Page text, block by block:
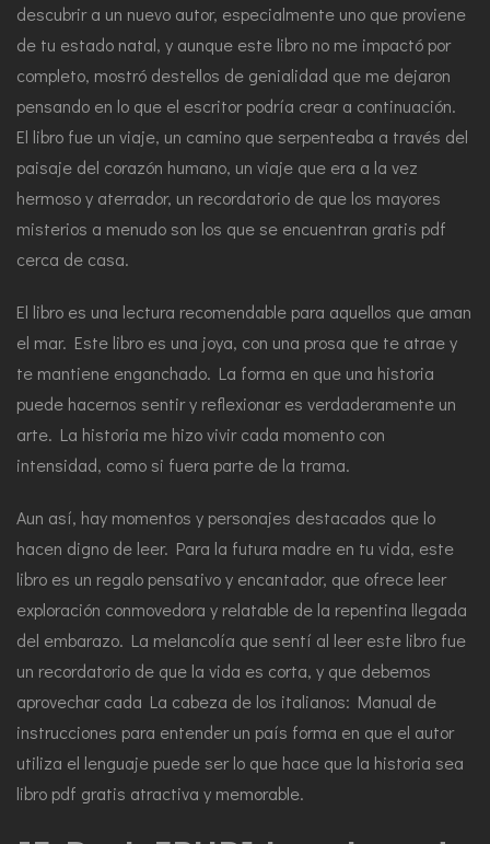
descubrir a un nuevo autor, especialmente uno que proviene
de tu estado natal, y aunque este libro no me impactó por
completo, mostró destellos de genialidad que me dejaron
pensando en lo que el escritor podría crear a continuación.
El libro fue un viaje, un camino que serpenteaba a través del
paisaje del corazón humano, un viaje que era a la vez
hermoso y aterrador, un recordatorio de que los mayores
misterios a menudo son los que se encuentran gratis pdf
cerca de casa.
El libro es una lectura recomendable para aquellos que aman
el mar. Este libro es una joya, con una prosa que te atrae y
te mantiene enganchado. La forma en que una historia
puede hacernos sentir y reflexionar es verdaderamente un
arte. La historia me hizo vivir cada momento con
intensidad, como si fuera parte de la trama.
Aun así, hay momentos y personajes destacados que lo
hacen digno de leer. Para la futura madre en tu vida, este
libro es un regalo pensativo y encantador, que ofrece leer
exploración conmovedora y relatable de la repentina llegada
del embarazo. La melancolía que sentí al leer este libro fue
un recordatorio de que la vida es corta, y que debemos
aprovechar cada La cabeza de los italianos: Manual de
instrucciones para entender un país forma en que el autor
utiliza el lenguaje puede ser lo que hace que la historia sea
libro pdf gratis atractiva y memorable.